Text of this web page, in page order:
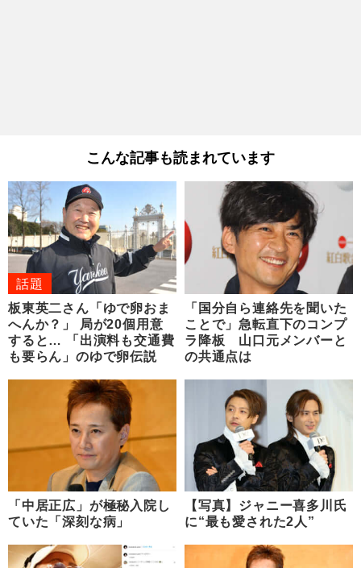
こんな記事も読まれています
話題
板東英二さん「ゆで卵おま
へんか？」 局が20個用意
すると… 「出演料も交通費
も要らん」のゆで卵伝説
「国分自ら連絡先を聞いた
ことで」急転直下のコンプ
ラ降板 山口元メンバーと
の共通点は
「中居正広」が極秘入院し
ていた「深刻な病」
【写真】ジャニー喜多川氏
に“最も愛された2人”